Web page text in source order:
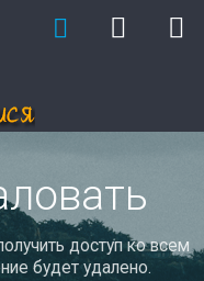
доступ ко всем
будет удалено.